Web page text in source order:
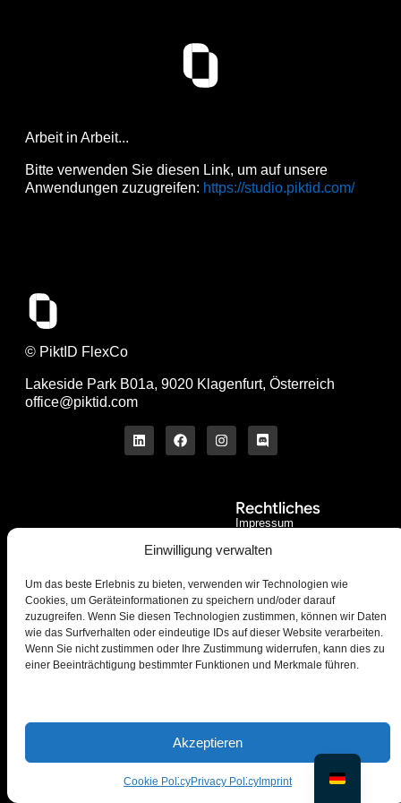
Einwilligung verwalten
Um das beste Erlebnis zu bieten, verwenden wir Technologien wie
Cookies, um Geräteinformationen zu speichern und/oder darauf
zuzugreifen. Wenn Sie diesen Technologien zustimmen, können wir Daten
wie das Surfverhalten oder eindeutige IDs auf dieser Website verarbeiten.
Wenn Sie nicht zustimmen oder Ihre Zustimmung widerrufen, kann dies zu
einer Beeinträchtigung bestimmter Funktionen und Merkmale führen.
Akzeptieren
Cookie PolicyPrivacy Policy Imprint
Arbeit in Arbeit...
Bitte verwenden Sie diesen Link, um auf unsere
Anwendungen zuzugreifen: https://studio.piktid.com/
© PiktID FlexCo
Lakeside Park B01a, 9020 Klagenfurt, Österreich
office@piktid.com
Rechtliches
Impressum
Allgemeine
Datenschutzbestimmungen
Cookies
Unternehmen
Über uns
Blog
Produkt
On-Model
Studio